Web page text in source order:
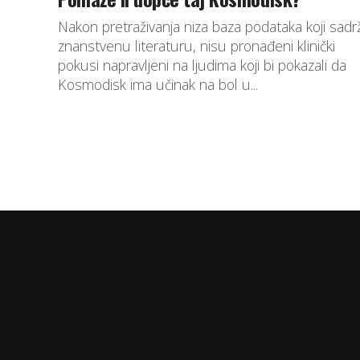
Nakon pretraživanja niza baza podataka koji
znanstvenu literaturu, nisu pronađeni klinički
pokusi napravljeni na ljudima koji bi pokazali da
Kosmodisk ima učinak na bol u...